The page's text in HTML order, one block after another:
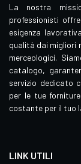
La nostra
professionisti
esigenza
qualità dai migliori
merceologici.
catalogo,
servizio dedicato
per le tue
costante per il tuo
LINK UTILI